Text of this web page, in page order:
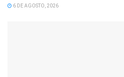
6 DE AGOSTO, 2026